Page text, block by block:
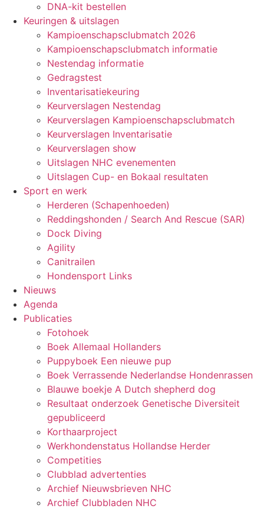
DNA-kit bestellen
Keuringen & uitslagen
Kampioenschapsclubmatch 2026
Kampioenschapsclubmatch informatie
Nestendag informatie
Gedragstest
Inventarisatiekeuring
Keurverslagen Nestendag
Keurverslagen Kampioenschapsclubmatch
Keurverslagen Inventarisatie
Keurverslagen show
Uitslagen NHC evenementen
Uitslagen Cup- en Bokaal resultaten
Sport en werk
Herderen (Schapenhoeden)
Reddingshonden / Search And Rescue (SAR)
Dock Diving
Agility
Canitrailen
Hondensport Links
Nieuws
Agenda
Publicaties
Fotohoek
Boek Allemaal Hollanders
Puppyboek Een nieuwe pup
Boek Verrassende Nederlandse Hondenrassen
Blauwe boekje A Dutch shepherd dog
Resultaat onderzoek Genetische Diversiteit
gepubliceerd
Korthaarproject
Werkhondenstatus Hollandse Herder
Competities
Clubblad advertenties
Archief Nieuwsbrieven NHC
Archief Clubbladen NHC